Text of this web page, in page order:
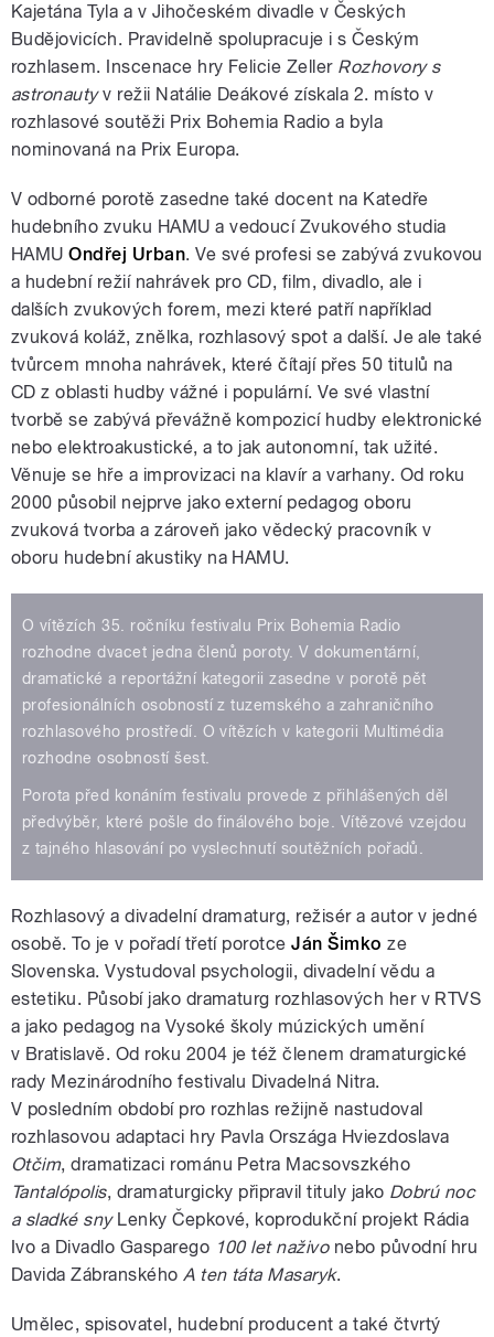
Kajetána Tyla a v Jihočeském divadle v Českých
Budějovicích. Pravidelně spolupracuje i s Českým
rozhlasem. Inscenace hry Felicie Zeller Rozhovory s
astronautyv režii Natálie Deákové získala 2. místo v
rozhlasové soutěži Prix Bohemia Radio a byla
nominovaná na Prix Europa.
V odborné porotě zasedne také docent na Katedře
hudebního zvuku HAMU a vedoucí Zvukového studia
HAMUOndřej Urban. Ve své profesi se zabývá zvukovou
a hudební režií nahrávek pro CD, film, divadlo, ale i
dalších zvukových forem, mezi které patří například
zvuková koláž, znělka, rozhlasový spot a další. Je ale také
tvůrcem mnoha nahrávek, které čítají přes 50 titulů na
CD z oblasti hudby vážné i populární. Ve své vlastní
tvorbě se zabývá převážně kompozicí hudby elektronické
nebo elektroakustické, a to jak autonomní, tak užité.
Věnuje se hře a improvizaci na klavír a varhany. Od roku
2000 působil nejprve jako externí pedagog oboru
zvuková tvorba a zároveň jako vědecký pracovník v
oboru hudební akustiky na HAMU.
O vítězích 35. ročníku festivalu Prix Bohemia Radio
rozhodne dvacet jedna členů poroty. V dokumentární,
dramatické a reportážní kategorii zasedne v porotě pět
profesionálních osobností z tuzemského a zahraničního
rozhlasového prostředí. O vítězích v kategorii Multimédia
rozhodne osobností šest.
Porota před konáním festivalu provede z přihlášených děl
předvýběr, které pošle do finálového boje. Vítězové vzejdou
z tajného hlasování po vyslechnutí soutěžních pořadů.
Rozhlasový a divadelní dramaturg, režisér a autor v jedné
osobě. To je v pořadí třetí porotceJán Šimkoze
Slovenska. Vystudoval psychologii, divadelní vědu a
estetiku. Působí jako dramaturg rozhlasových her v RTVS
a jako pedagog na Vysoké školy múzických umění
v Bratislavě. Od roku 2004 je též členem dramaturgické
rady Mezinárodního festivalu Divadelná Nitra.
V posledním období pro rozhlas režijně nastudoval
rozhlasovou adaptaci hry Pavla Országa Hviezdoslava
Otčim, dramatizaci románu Petra Macsovszkého
Tantalópolis, dramaturgicky připravil tituly jako Dobrú noc
a sladké snyLenky Čepkové, koprodukční projekt Rádia
Ivo a Divadlo Gasparego 100 let naživonebo původní hru
Davida ZábranskéhoA ten táta Masaryk.
Umělec, spisovatel, hudební producent a také čtvrtý